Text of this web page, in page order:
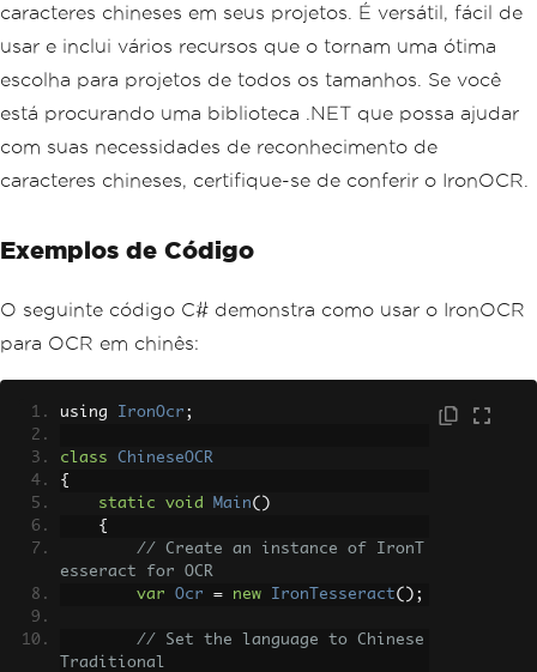
caracteres chineses em seus projetos. É versátil, fácil de
usar e inclui vários recursos que o tornam uma ótima
escolha para projetos de todos os tamanhos. Se você
está procurando uma biblioteca .NET que possa ajudar
com suas necessidades de reconhecimento de
caracteres chineses, certifique-se de conferir o IronOCR.
Exemplos de Código
O seguinte código C# demonstra como usar o IronOCR
para OCR em chinês:
using IronOcr ;
class
ChineseOCR
{
static
void Main()
{
// Create an instance of IronT
esseract for OCR
var
Ocr = new IronTesseract();
// Set the language to Chinese
Traditional